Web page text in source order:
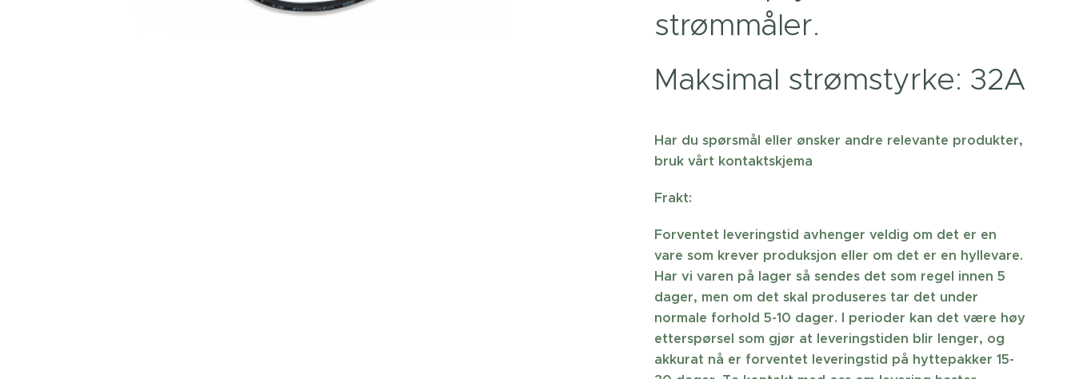
strømmåler.
Maksimal strømstyrke: 32A
Har du spørsmål eller ønsker andre relevante produkter,
bruk vårt kontaktskjema
Frakt:
Forventet leveringstid avhenger veldig om det er en
vare som krever produksjon eller om det er en hyllevare.
Har vi varen på lager så sendes det som regel innen 5
dager, men om det skal produseres tar det under
normale forhold 5-10 dager. I perioder kan det være høy
etterspørsel som gjør at leveringstiden blir lenger, og
akkurat nå er forventet leveringstid på hyttepakker 15-